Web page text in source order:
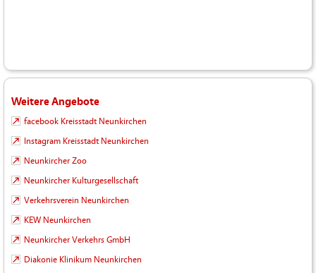
Weitere Angebote
facebook Kreisstadt Neunkirchen
Instagram Kreisstadt Neunkirchen
Neunkircher Zoo
Neunkircher Kulturgesellschaft
Verkehrsverein Neunkirchen
KEW Neunkirchen
Neunkircher Verkehrs GmbH
Diakonie Klinikum Neunkirchen